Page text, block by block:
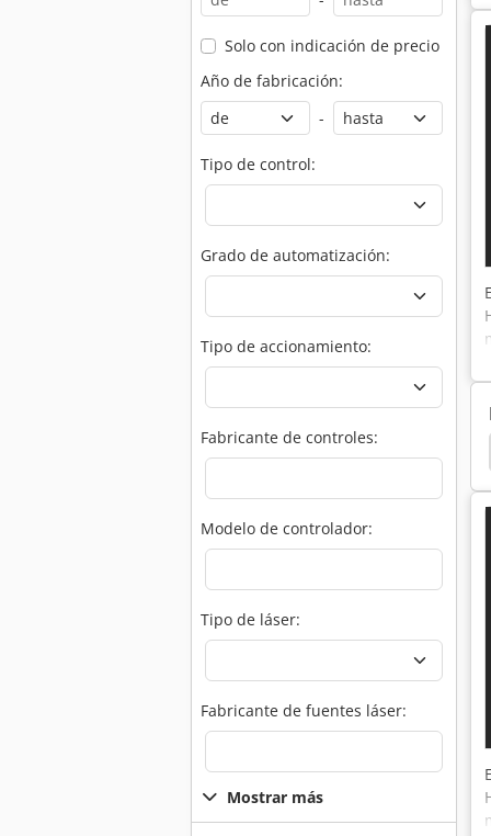
Solo con indicación de precio
Año de fabricación:
-
Tipo de control:
Grado de automatización:
Tipo de accionamiento:
Fabricante de controles:
Modelo de controlador:
Tipo de láser:
Fabricante de fuentes láser:
Mostrar más
Plegadora Hidraulica Mada Promecam